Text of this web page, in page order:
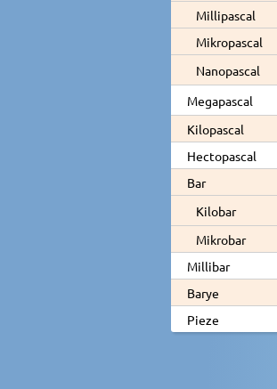
Millipascal
Mikropascal
Nanopascal
Megapascal
Kilopascal
Hectopascal
Bar
Kilobar
Mikrobar
Millibar
Barye
Pieze